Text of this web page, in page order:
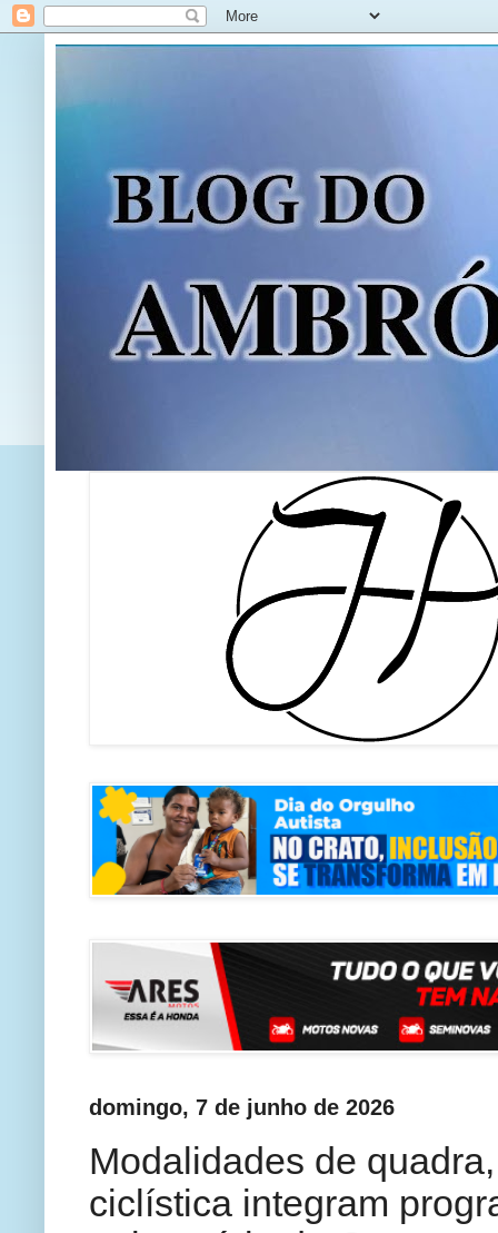
domingo, 7 de junho de 2026
Modalidades de
ciclística integram